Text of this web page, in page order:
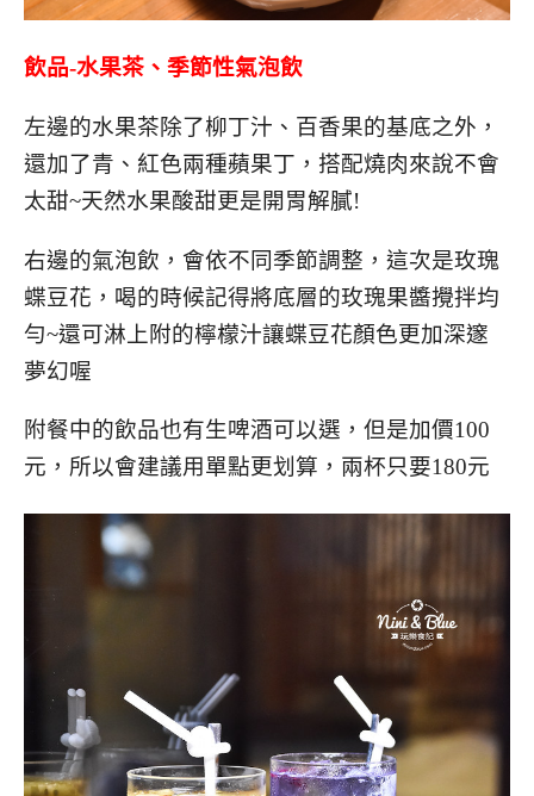
飲品-水果茶、季節性氣泡飲
左邊的水果茶除了柳丁汁、百香果的基底之外，
還加了青、紅色兩種蘋果丁，搭配燒肉來說不會
太甜~天然水果酸甜更是開胃解膩!
右邊的氣泡飲，會依不同季節調整，這次是玫瑰
蝶豆花，喝的時候記得將底層的玫瑰果醬攪拌均
勻~還可淋上附的檸檬汁讓蝶豆花顏色更加深邃
夢幻喔
附餐中的飲品也有生啤酒可以選，但是加價100
元，所以會建議用單點更划算，兩杯只要180元